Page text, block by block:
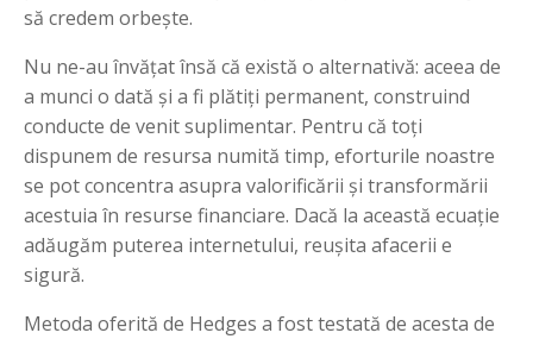
să credem orbeşte.
Nu ne-au învăţat însă că există o alternativă: aceea de
a munci o dată şi a fi plătiţi permanent, construind
conducte de venit suplimentar. Pentru că toţi
dispunem de resursa numită timp, eforturile noastre
se pot concentra asupra valorificării şi transformării
acestuia în resurse financiare. Dacă la această ecuaţie
adăugăm puterea internetului, reuşita afacerii e
sigură.
Metoda oferită de Hedges a fost testată de acesta de